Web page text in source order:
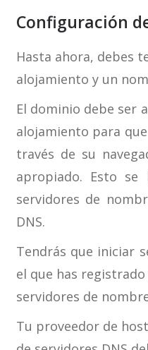
Configuración
Hasta ahora, debes
alojamiento y un
El dominio debe ser
alojamiento para
través de su
apropiado. Esto se
servidores de
DNS.
Tendrás que iniciar
el que has
servidores de
Tu proveedor de